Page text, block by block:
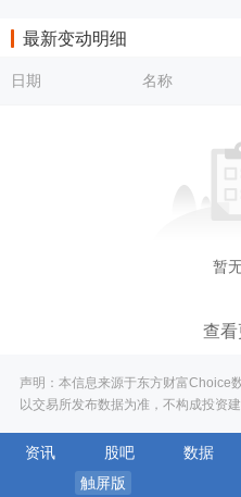
最新变动明细
日期 名称
暂
查看
声明：本信息来源于东方财富Choice
以交易所发布数据为准，不构成投资建
资讯 股吧 数据
触屏版